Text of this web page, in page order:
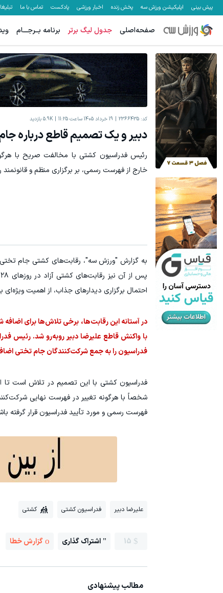
پیش بینی اپلیکیشن ورزش سه پخش زنده اخبار ورزشی پادکست تماس با ما
صفحه‌اصلی جدول لیگ برتر برنامه بــرجـــام
کد: 2366435 19 خرداد 1405 ساعت 11:25 5.9K بازدید
دبیر و یک تصمیم قاطع درباره
رئیس فدراسیون کشتی با مخالفت صریح با
خارج از فهرست رسمی، بر برگزاری منظم و
احتمال برگزاری دیدارهای جذاب، از اهمیت ویژه‌ای
در آستانه این رقابت‌ها، برخی تلاش‌ها برای
با واکنش قاطع علیرضا دبیر روبه‌رو شد. رئیس
فدراسیون را به جمع شرکت‌کنندگان جام تختی
فدراسیون کشتی با این تصمیم در تلاش است تا
شخصاً با هرگونه تغییر در فهرست نهایی
فهرست رسمی و مورد تأیید فدراسیون قرار گرفته
علیرضا دبیر فدراسیون کشتی کشتی
15 اشتراک گذاری گزارش خطا
مطالب پیشنهادی